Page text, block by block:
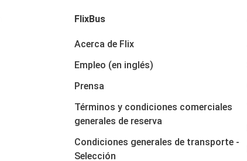
FlixBus
Acerca de Flix
Empleo (en inglés)
Prensa
Términos y condiciones comerciales
generales de reserva
Condiciones generales de transporte -
Selección